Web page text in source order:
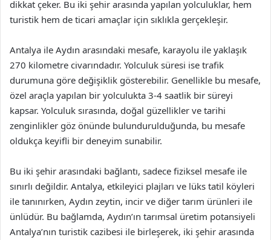
dikkat çeker. Bu iki şehir arasında yapılan yolculuklar, hem
turistik hem de ticari amaçlar için sıklıkla gerçekleşir.
Antalya ile Aydın arasındaki mesafe, karayolu ile yaklaşık
270 kilometre civarındadır. Yolculuk süresi ise trafik
durumuna göre değişiklik gösterebilir. Genellikle bu mesafe,
özel araçla yapılan bir yolculukta 3-4 saatlik bir süreyi
kapsar. Yolculuk sırasında, doğal güzellikler ve tarihi
zenginlikler göz önünde bulundurulduğunda, bu mesafe
oldukça keyifli bir deneyim sunabilir.
Bu iki şehir arasındaki bağlantı, sadece fiziksel mesafe ile
sınırlı değildir. Antalya, etkileyici plajları ve lüks tatil köyleri
ile tanınırken, Aydın zeytin, incir ve diğer tarım ürünleri ile
ünlüdür. Bu bağlamda, Aydın’ın tarımsal üretim potansiyeli
Antalya’nın turistik cazibesi ile birleşerek, iki şehir arasında